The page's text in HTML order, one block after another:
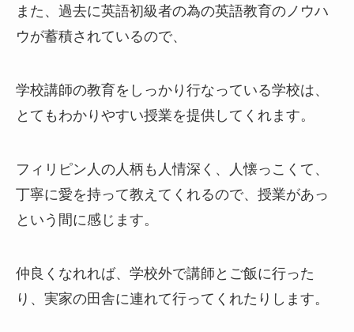
また、過去に英語初級者の為の英語教育のノウハ
ウが蓄積されているので、
学校講師の教育をしっかり行なっている学校は、
とてもわかりやすい授業を提供してくれます。
フィリピン人の人柄も人情深く、人懐っこくて、
丁寧に愛を持って教えてくれるので、授業があっ
という間に感じます。
仲良くなれれば、学校外で講師とご飯に行った
り、実家の田舎に連れて行ってくれたりします。